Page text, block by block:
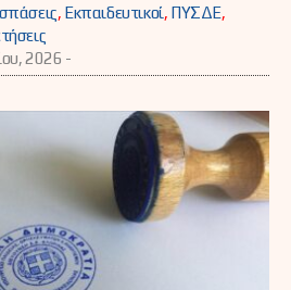
, Εκπαιδευτικοί, ΠΥΣΔΕ,
2026 -